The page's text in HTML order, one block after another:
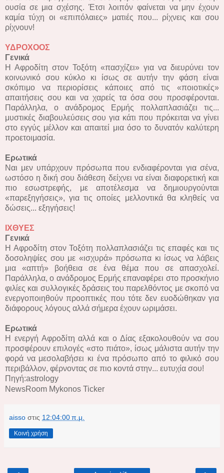
ουσία σε μια σχέσης. Έτσι λοιπόν φαίνεται να μην έχουν
καμία τύχη οι «επιπόλαιες» ματιές που... ρίχνεις και σου
ρίχνουν!
ΥΔΡΟΧΟΟΣ
Γενικά
Η Αφροδίτη στον Τοξότη «πασχίζει» για να διευρύνει τον
κοινωνικό σου κύκλο κι ίσως σε αυτήν την φάση είναι
σκόπιμο να περιορίσεις κάποιες από τις «ποιοτικές»
απαιτήσεις σου και να χαρείς τα όσα σου προσφέρονται.
Παράλληλα, ο ανάδρομος Ερμής πολλαπλασιάζει τις...
μυστικές διαβουλεύσεις σου για κάτι που πρόκειται να γίνει
στο εγγύς μέλλον και απαιτεί μια όσο το δυνατόν καλύτερη
προετοιμασία.
Ερωτικά
Ναι μεν υπάρχουν πρόσωπα που ενδιαφέρονται για σένα,
ωστόσο η δική σου διάθεση δείχνει να είναι διαφορετική και
πιο εσωστρεφής, με αποτέλεσμα να δημιουργούνται
«παρεξηγήσεις», για τις οποίες μελλοντικά θα κληθείς να
δώσεις... εξηγήσεις!
ΙΧΘYΕΣ
Γενικά
Η Αφροδίτη στον Τοξότη πολλαπλασιάζει τις επαφές και τις
δοσοληψίες σου με «ισχυρά» πρόσωπα κι ίσως να λάβεις
μια «απτή» βοήθεια σε ένα θέμα που σε απασχολεί.
Παράλληλα, ο ανάδρομος Ερμής επαναφέρει στο προσκήνιο
φιλίες και συλλογικές δράσεις του παρελθόντος με σκοπό να
ενεργοποιηθούν προοπτικές που τότε δεν ευοδώθηκαν για
διάφορους λόγους αλλά σήμερα έχουν ωριμάσει.
Ερωτικά
Η ενεργή Αφροδίτη αλλά και ο Δίας εξακολουθούν να σου
προσφέρουν επιλογές «στο πιάτο», ίσως μάλιστα αυτήν την
φορά να μεσολαβήσει κι ένα πρόσωπο από το φιλικό σου
περιβάλλον, φέρνοντας σε πιο κοντά στην... ευτυχία σου!
Πηγή:astrology
NewsRoom Mykonos Ticker
aisso στις 12:04:00 π.μ.
Κοινή χρήση